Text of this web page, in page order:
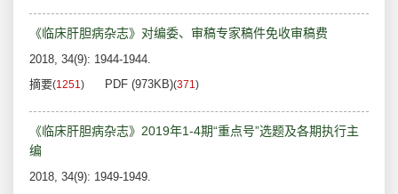
《临床肝胆病杂志》对编委、审稿专家稿件免收审稿费
2018, 34(9): 1944-1944.
摘要(1251) PDF (973KB)(371)
《临床肝胆病杂志》2019年1-4期“重点号”选题及各期执行主
编
2018, 34(9): 1949-1949.